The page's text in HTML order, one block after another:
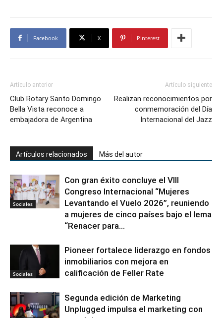
Facebook X Pinterest
Artículo anterior
Club Rotary Santo Domingo
Bella Vista reconoce a
embajadora de Argentina
Artículo siguiente
Realizan reconocimientos por
conmemoración del Día
Internacional del Jazz
Artículos relacionados Más del autor
Sociales
Con gran éxito concluye el VIII
Congreso Internacional “Mujeres
Levantando el Vuelo 2026”, reuniendo
a mujeres de cinco países bajo el lema
“Renacer para...
Sociales
Pioneer fortalece liderazgo en fondos
inmobiliarios con mejora en
calificación de Feller Rate
Segunda edición de Marketing
Unplugged impulsa el marketing con